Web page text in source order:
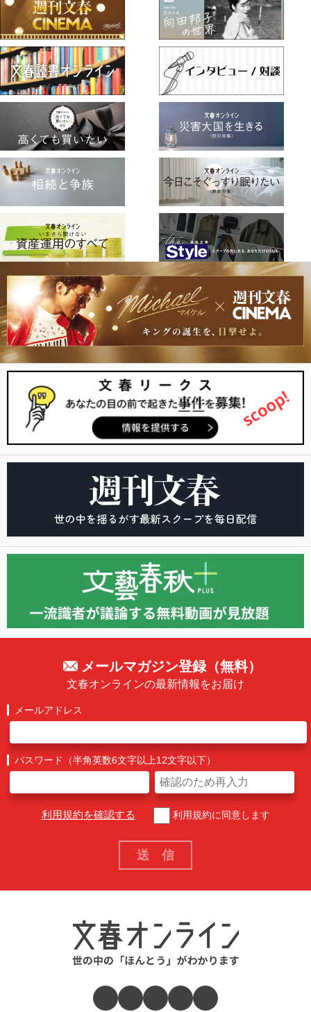
メールマガジン登録（無料）
文春オンラインの最新情報をお届け
メールアドレス
パスワード（半角英数6文字以上12文字以下）
利用規約を確認する 利用規約に同意します